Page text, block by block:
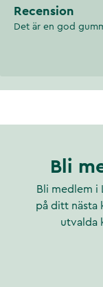
Recension
Det är en god
Bli
Bli medlem i
på ditt nästa
utvalda